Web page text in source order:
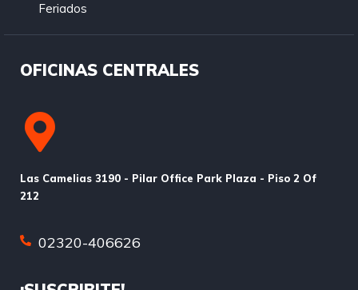
Feriados
OFICINAS CENTRALES
Las Camelias 3190 - Pilar Office Park Plaza - Piso 2 Of
212
02320-406626